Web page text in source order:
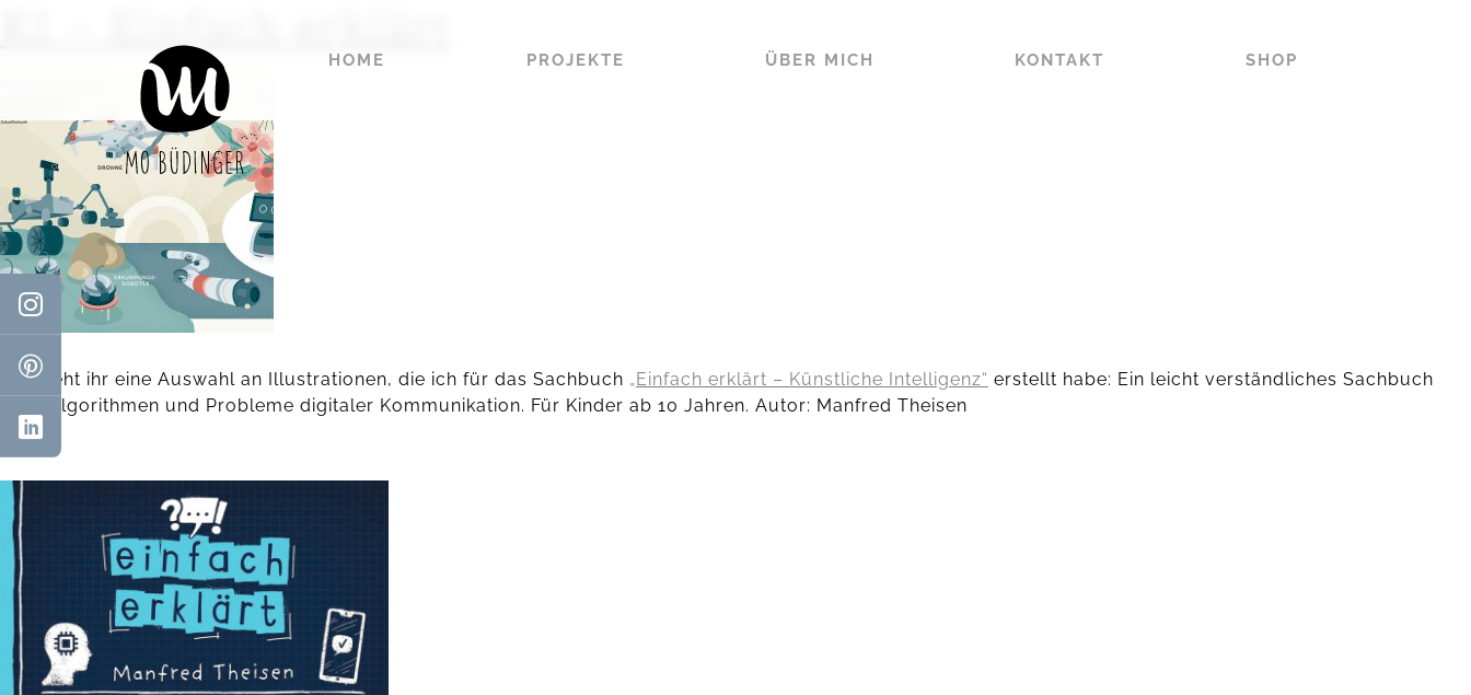
HOME PROJEKTE ÜBER MICH KONTAKT SHOP
Hier seht ihr eine Auswahl an Illustrationen, die ich für das Sachbuch „Einfach erklärt – Künstliche Intelligenz“ erstellt habe: Ein leicht verständliches Sachbuch
über Algorithmen und Probleme digitaler Kommunikation. Für Kinder ab 10 Jahren. Autor: Manfred Theisen